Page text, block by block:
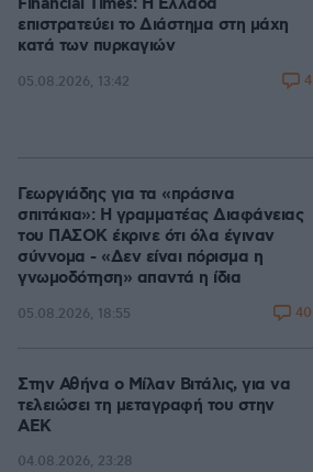
Financial Times: Η Ελλάδα
επιστρατεύει το Διάστημα στη μάχη
κατά των πυρκαγιών
05.08.2026, 13:42 4
Γεωργιάδης για τα «πράσινα
σπιτάκια»: Η γραμματέας Διαφάνειας
του ΠΑΣΟΚ έκρινε ότι όλα έγιναν
σύννομα - «Δεν είναι πόρισμα η
γνωμοδότηση» απαντά η ίδια
05.08.2026, 18:55 40
Στην Αθήνα ο Μίλαν Βιτάλις, για να
τελειώσει τη μεταγραφή του στην
ΑΕΚ
04.08.2026, 23:28